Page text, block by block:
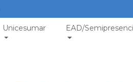
Unicesumar EAD/